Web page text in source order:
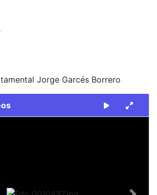
Jorge Garcés Borrero